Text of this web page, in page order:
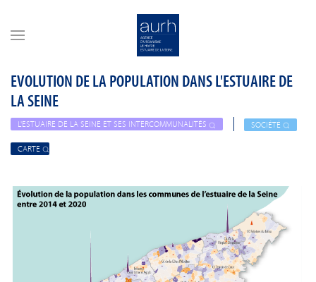
EVOLUTION DE LA POPULATION DANS L'ESTUAIRE DE
LA SEINE
L'ESTUAIRE DE LA SEINE ET SES INTERCOMMUNALITÉS SOCIÉTÉ
CARTE